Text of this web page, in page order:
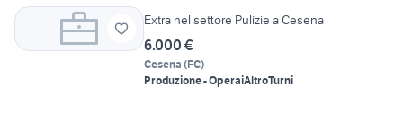
Extra nel settore Pulizie a Cesena
6.000 €
Cesena (FC)
Produzione - OperaiAltroTurni